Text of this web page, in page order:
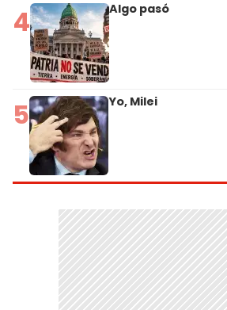
4 Algo pasó
5 Yo, Milei